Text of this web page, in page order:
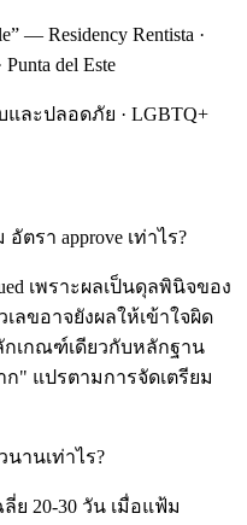
— Residency Rentista ·
del Este
และปลอดภัย · LGBTQ+
ตรา approve เท่าไร?
เพราะผลเป็นดุลพินิจของ
ลขอาจยังผลให้เข้าใจผิด
ลักเกณฑ์เดียวกับหลักฐาน
ก" แปรตามการจัดเตรียม
านเท่าไร?
ย 20-30 วัน เมื่อแฟ้ม